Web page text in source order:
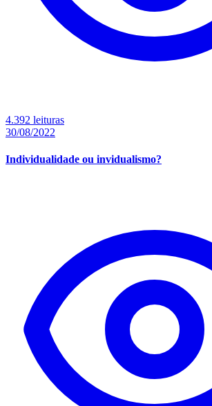
4.392 leituras
30/08/2022
Individualidade ou invidualismo?